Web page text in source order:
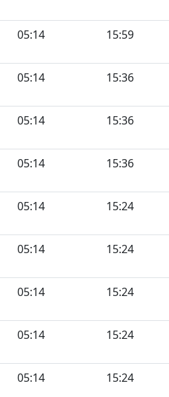
05:14 15:59
05:14 15:36
05:14 15:36
05:14 15:36
05:14 15:24
05:14 15:24
05:14 15:24
05:14 15:24
05:14 15:24